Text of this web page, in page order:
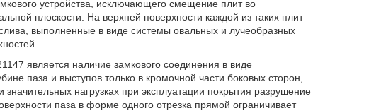
устройства, исключающего смещение плит во
плоскости. На верхней поверхности каждой из таких плит
выполненные в виде системы овальных и лучеобразных
является наличие замкового соединения в виде
паза и выступов только в кромочной части боковых сторон,
нагрузках при эксплуатации покрытия разрушение
паза в форме одного отрезка прямой ограничивает